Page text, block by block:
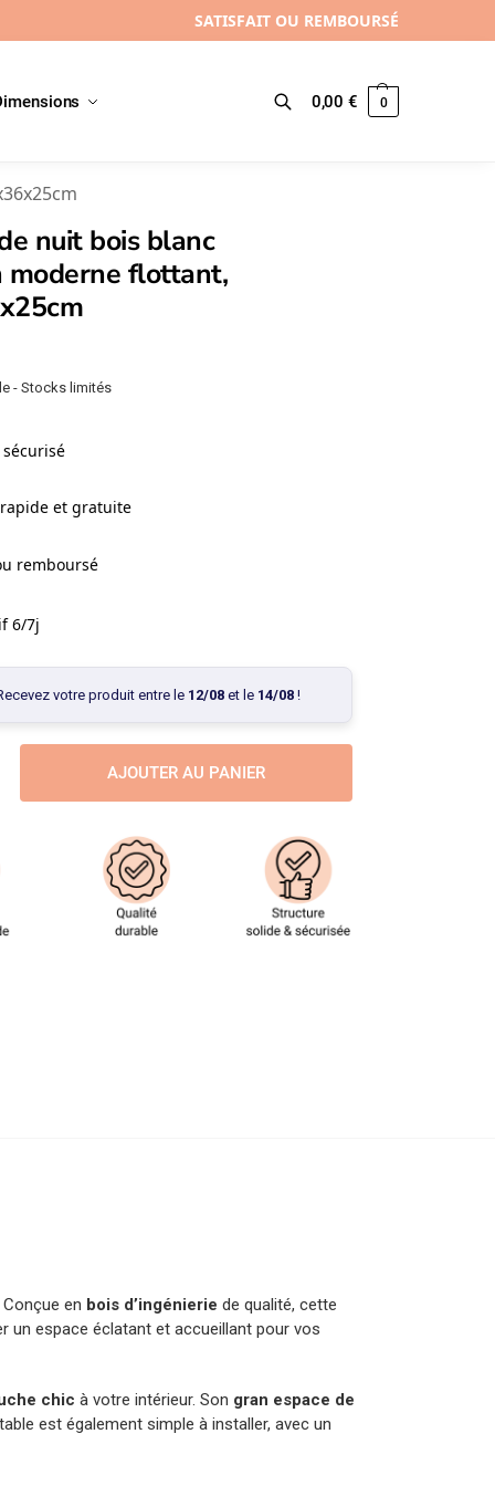
SATISFAIT OU REMBOURSÉ
Recherche 0,00€ 0
nuit bois blanc
moderne flottant,
- Stocks limités
et gratuite
remboursé
6/7j
votre produit entre le 12/08et le 14/08!
AJOUTER AU PANIER
en bois d’ingénierie de qualité, cette
un espace éclatant et accueillant pour vos
chic à votre intérieur. Son gran espace de
est également simple à installer, avec un